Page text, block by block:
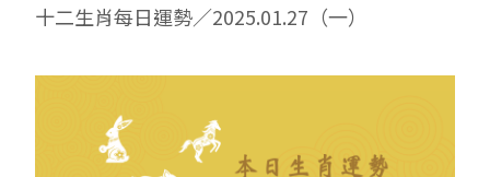
十二生肖每日運勢／2025.01.27（一）